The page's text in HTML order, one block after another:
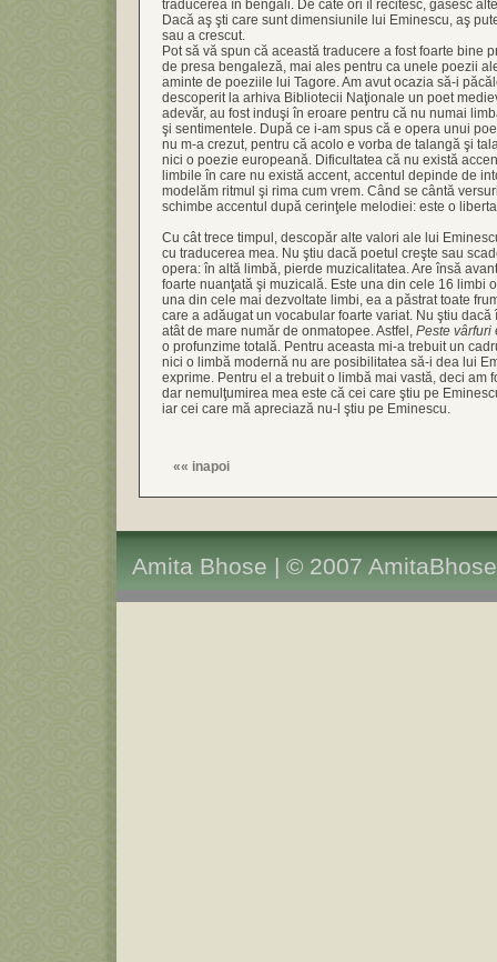
traducerea în bengali. De câte ori îl recitesc, găsesc
Dacă aş şti care sunt dimensiunile lui Eminescu, aş
sau a crescut.
Pot să vă spun că această traducere a fost foarte bine
de presa bengaleză, mai ales pentru ca unele poezii
aminte de poeziile lui Tagore. Am avut ocazia să-i
descoperit la arhiva Bibliotecii Naţionale un poet
adevăr, au fost induşi în eroare pentru că nu numai
şi sentimentele. După ce i-am spus că e opera unui
nu m-a crezut, pentru că acolo e vorba de talangă şi
nici o poezie europeană. Dificultatea că nu există
limbile în care nu există accent, accentul depinde de
modelăm ritmul şi rima cum vrem. Când se cântă
schimbe accentul după cerinţele melodiei: este o
Cu cât trece timpul, descopăr alte valori ale lui
cu traducerea mea. Nu ştiu dacă poetul creşte sau
opera: în altă limbă, pierde muzicalitatea. Are însă
foarte nuanţată şi muzicală. Este una din cele 16 limbi
una din cele mai dezvoltate limbi, ea a păstrat toate
care a adăugat un vocabular foarte variat. Nu ştiu
atât de mare număr de onmatopee. Astfel, Peste vârfuri
o profunzime totală. Pentru aceasta mi-a trebuit un
nici o limbă modernă nu are posibilitatea să-i dea lui
exprime. Pentru el a trebuit o limbă mai vastă, deci am
dar nemulţumirea mea este că cei care ştiu pe
iar cei care mă apreciază nu-l ştiu pe Eminescu.
«« inapoi
Amita Bhose | © 2007